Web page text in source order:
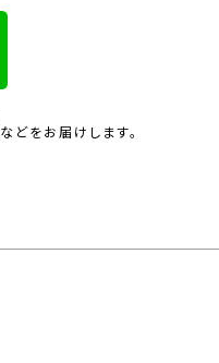
どをお届けします。